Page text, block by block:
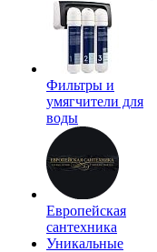
Фильтры и
умягчители для
воды
Европейская
сантехника
Уникальные